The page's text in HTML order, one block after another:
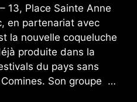
13, Place Sainte Anne
en partenariat avec
la nouvelle coqueluche
produite dans la
du pays sans
Comines. Son groupe …